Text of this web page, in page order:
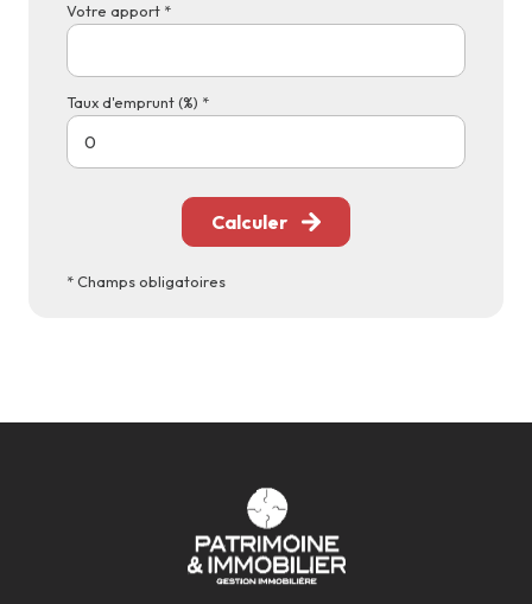
Votre apport *
Taux d'emprunt (%) *
Calculer
* Champs obligatoires